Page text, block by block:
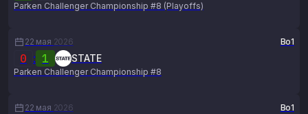
Parken Challenger Championship #8 (Playoffs)
22 мая 2026 Bo1
0 : 1 STATE
Parken Challenger Championship #8
22 мая 2026 Bo1